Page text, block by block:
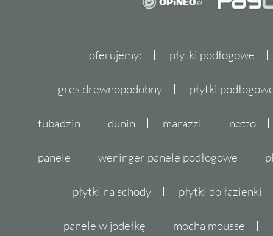
oferujemy: płytki podłogowe
gres drewnopodobny płytki
tubądzin dunin marazzi netto
panele weninger panele podłogowe
płytki na schody płytki do łazienki
panele w jodełkę mocha mousse